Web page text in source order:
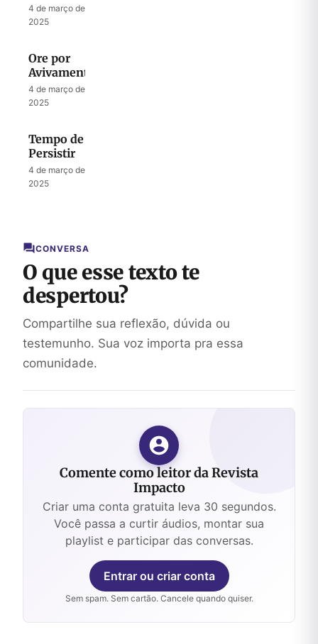
4 de março de
2025
Ore por
Avivamento
4 de março de
2025
Tempo de
Persistir
4 de março de
2025
CONVERSA
O que esse texto te
despertou?
Compartilhe sua reflexão, dúvida ou
testemunho. Sua voz importa pra essa
comunidade.
Comente como leitor da Revista
Impacto
Criar uma conta gratuita leva 30 segundos.
Você passa a curtir áudios, montar sua
playlist e participar das conversas.
Entrar ou criar conta
Sem spam. Sem cartão. Cancele quando quiser.